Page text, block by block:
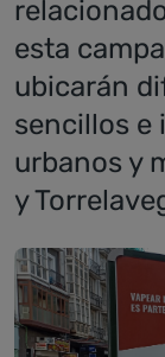
esta
ubicarán
sencillos e
urbanos y
y